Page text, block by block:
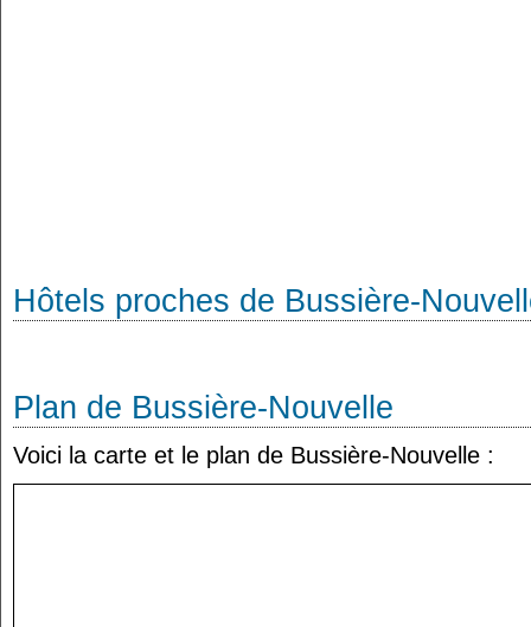
Hôtels proches de Bussière-
Plan de Bussière-Nouvelle
Voici la carte et le plan de Bussière-Nouvelle :